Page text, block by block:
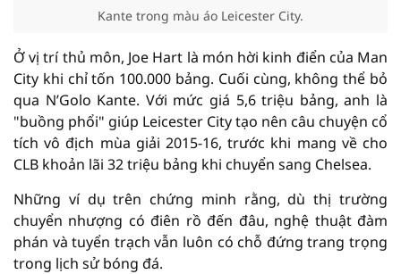
Kante trong màu áo Leicester City.
Ở vị trí thủ môn, Joe Hart là món hời kinh điển của Man
City khi chỉ tốn 100.000 bảng. Cuối cùng, không thể bỏ
qua N’Golo Kante. Với mức giá 5,6 triệu bảng, anh là
"buồng phổi" giúp Leicester City tạo nên câu chuyện cổ
tích vô địch mùa giải 2015-16, trước khi mang về cho
CLB khoản lãi 32 triệu bảng khi chuyển sang Chelsea.
Những ví dụ trên chứng minh rằng, dù thị trường
chuyển nhượng có điên rồ đến đâu, nghệ thuật đàm
phán và tuyển trạch vẫn luôn có chỗ đứng trang trọng
trong lịch sử bóng đá.